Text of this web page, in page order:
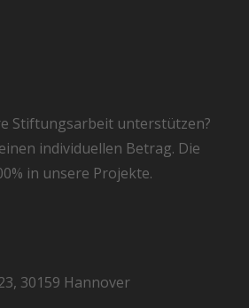
Stiftungsarbeit unterstützen?
einen individuellen Betrag. Die
in unsere Projekte.
30159 Hannover